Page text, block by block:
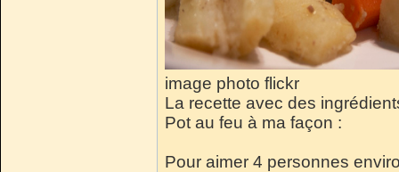
image photo flickr
La recette avec des
Pot au feu à ma façon :
Pour aimer 4 personnes